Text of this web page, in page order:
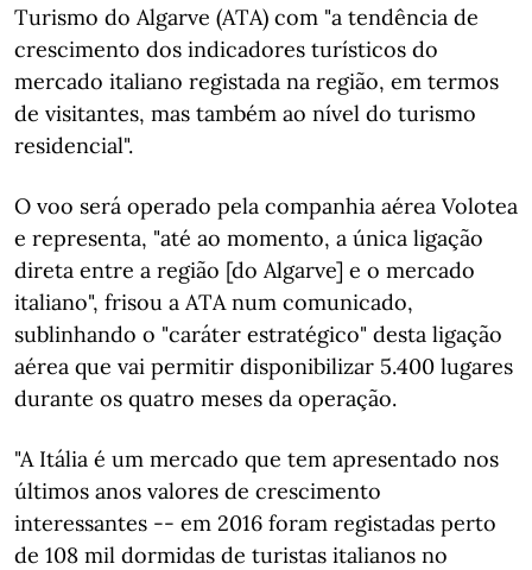
Turismo do Algarve (ATA) com "a tendência de
crescimento dos indicadores turísticos do
mercado italiano registada na região, em termos
de visitantes, mas também ao nível do turismo
residencial".
O voo será operado pela companhia aérea Volotea
e representa, "até ao momento, a única ligação
direta entre a região [do Algarve] e o mercado
italiano", frisou a ATA num comunicado,
sublinhando o "caráter estratégico" desta ligação
aérea que vai permitir disponibilizar 5.400 lugares
durante os quatro meses da operação.
"A Itália é um mercado que tem apresentado nos
últimos anos valores de crescimento
interessantes -- em 2016 foram registadas perto
de 108 mil dormidas de turistas italianos no